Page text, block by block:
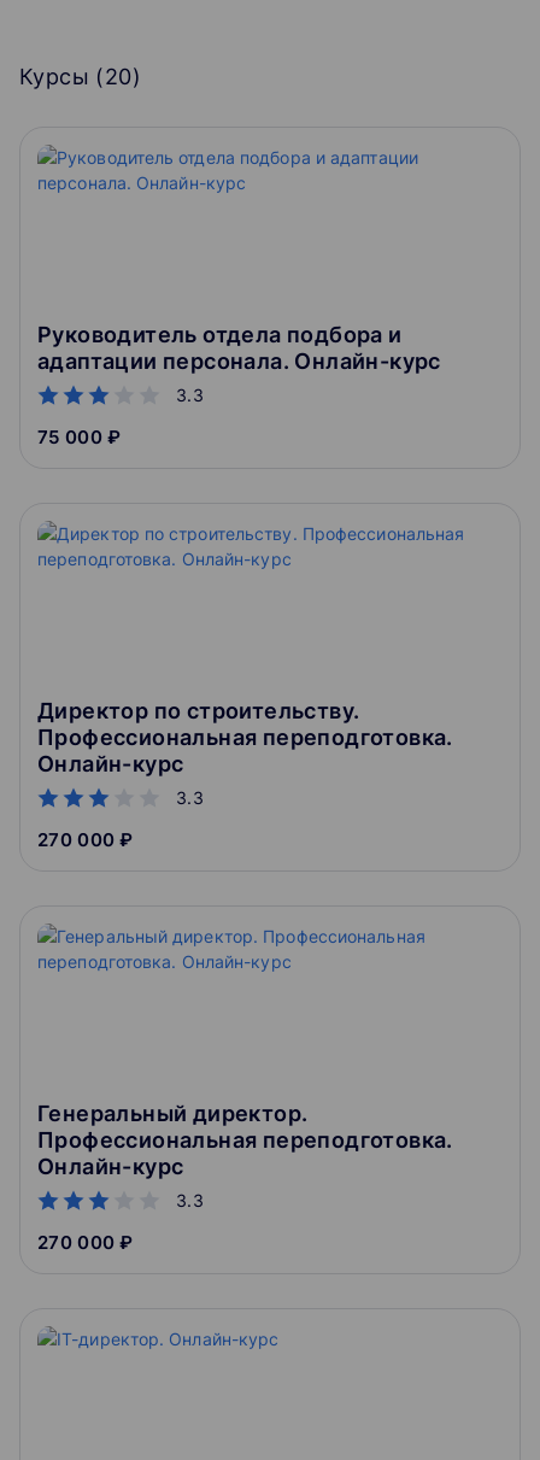
Курсы (20)
Руководитель отдела подбора и
адаптации персонала. Онлайн-курс
3.3
75 000 ₽
Директор по строительству.
Профессиональная переподготовка.
Онлайн-курс
3.3
270 000 ₽
Генеральный директор.
Профессиональная переподготовка.
Онлайн-курс
3.3
270 000 ₽